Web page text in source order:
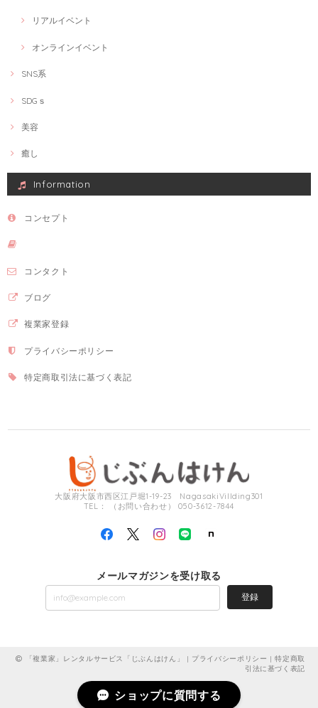
リアルイベント
オンラインイベント
SNS系
SDGｓ
美容
癒し
Information
コンセプト
コンタクト
ブログ
複業家登録
プライバシーポリシー
特定商取引法に基づく表記
大阪府大阪市西区江戸堀1-19-23 NagasakiVillding301
TEL： （お問い合わせ） 050-3612-7844
メールマガジンを受け取る
登録
「複業家」レンタルサービス「じぶんはけん」 | プライバシーポリシー |特定商取
引法に基づく表記
ショップに質問する